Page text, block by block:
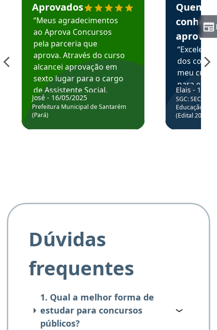
Aprovados
“Meus agradecimentos
ao Aprova Concursos
pela parceria que
aprova. Através do curso
alcancei aprovação em
sexto lugar para o cargo
de Assistente Social.
Hoje estou atuando na
Prefeitura de Santarém.
José - 16/05/2025
Prefeitura Municipal de Santarém
(Pará)
Quem
aprova
dos
meu
para
colocar
através
de
Elais - 15/
SGC: SEC BA
Educação
(Edital
Dúvidas
frequentes
1. Qual a melhor forma de
estudar para concursos
públicos?